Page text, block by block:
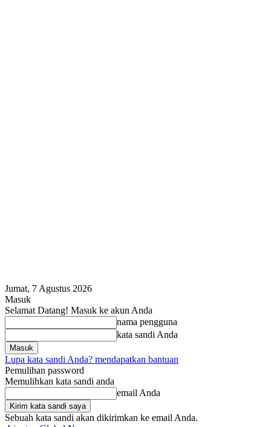
Jumat, 7 Agustus 2026
Masuk
Selamat Datang! Masuk ke akun Anda
nama pengguna
kata sandi Anda
Lupa kata sandi Anda? mendapatkan bantuan
Pemulihan password
Memulihkan kata sandi anda
email Anda
Sebuah kata sandi akan dikirimkan ke email Anda.